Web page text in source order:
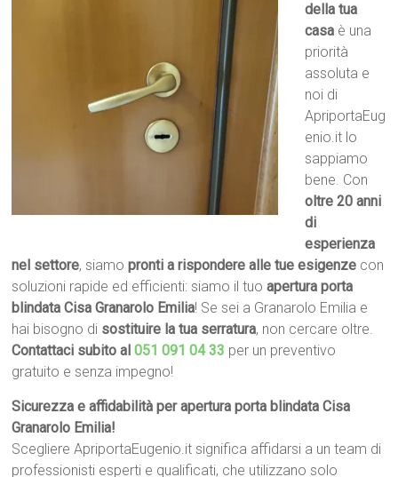
della tua
casa è una
priorità
assoluta e
noi di
ApriportaEug
enio.it lo
sappiamo
bene. Con
oltre 20 anni
di
esperienza
nel settore, siamopronti a rispondere alle tue esigenze con
soluzioni rapide ed efficienti: siamo il tuoapertura porta
blindata Cisa Granarolo Emilia! Se sei a Granarolo Emilia e
hai bisogno di sostituire la tua serratura, non cercare oltre.
Contattaci subito al051 091 04 33 per un preventivo
gratuito e senza impegno!
Sicurezza e affidabilità per apertura porta blindata Cisa
Granarolo Emilia!
Scegliere ApriportaEugenio.it significa affidarsi a un team di
professionisti esperti e qualificati, che utilizzano solo